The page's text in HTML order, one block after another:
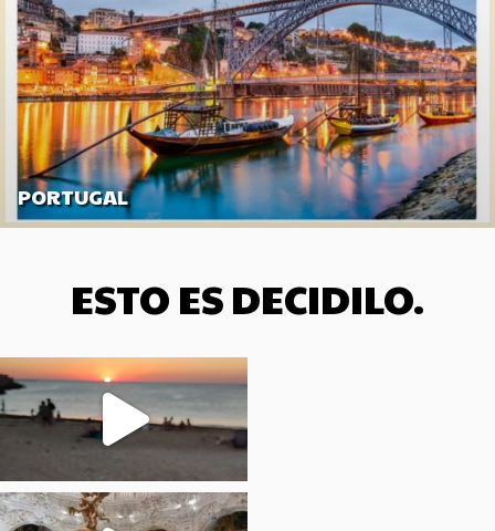
PORTUGAL
ESTO ES DECIDILO.